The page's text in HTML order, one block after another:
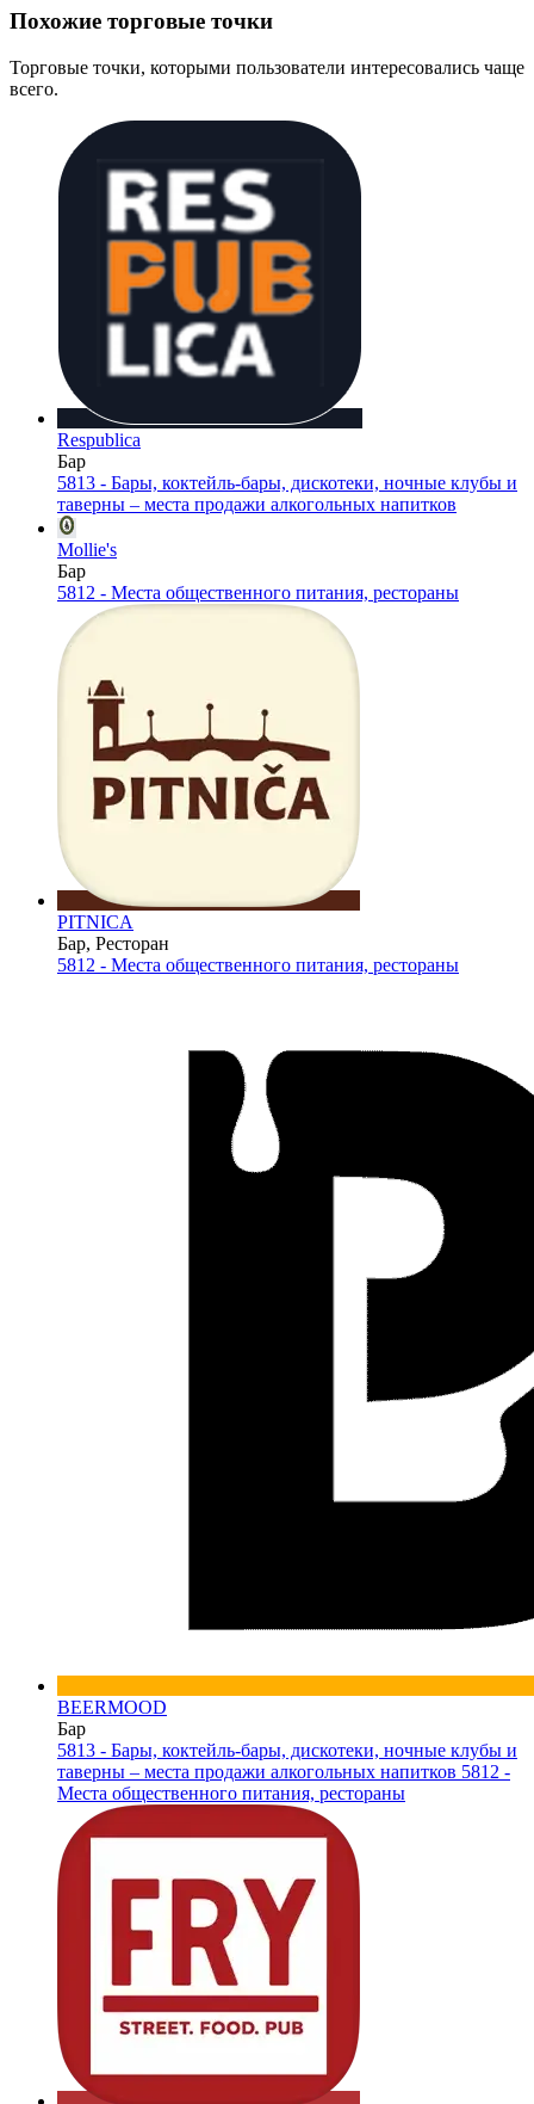
Похожие торговые точки
Торговые точки, которыми пользователи интересовались чаще
всего.
Respublica
Бар
5813 - Бары, коктейль-бары, дискотеки, ночные клубы и
таверны – места продажи алкогольных напитков
Mollie's
Бар
5812 - Места общественного питания, рестораны
PITNICA
Бар, Ресторан
5812 - Места общественного питания, рестораны
BEERMOOD
Бар
5813 - Бары, коктейль-бары, дискотеки, ночные клубы и
таверны – места продажи алкогольных напитков 5812 -
Места общественного питания, рестораны